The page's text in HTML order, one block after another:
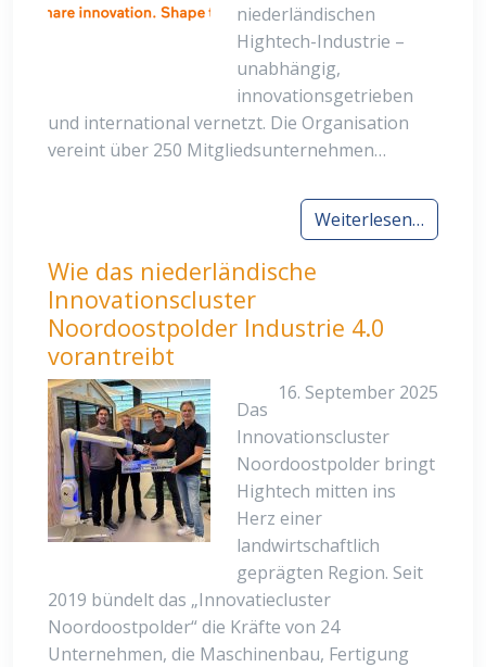
niederländischen
Hightech-Industrie –
unabhängig,
innovationsgetrieben
und international vernetzt. Die Organisation
vereint über 250 Mitgliedsunternehmen…
Weiterlesen…
Wie das niederländische
Innovationscluster
Noordoostpolder Industrie 4.0
vorantreibt
16. September 2025
Das
Innovationscluster
Noordoostpolder bringt
Hightech mitten ins
Herz einer
landwirtschaftlich
geprägten Region. Seit
2019 bündelt das „Innovatiecluster
Noordoostpolder“ die Kräfte von 24
Unternehmen, die Maschinenbau, Fertigung